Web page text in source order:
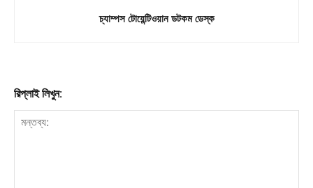
চ্যাম্পস টোয়েন্টিওয়ান ডটকম ডেস্ক
রিপ্লাই লিখুন: